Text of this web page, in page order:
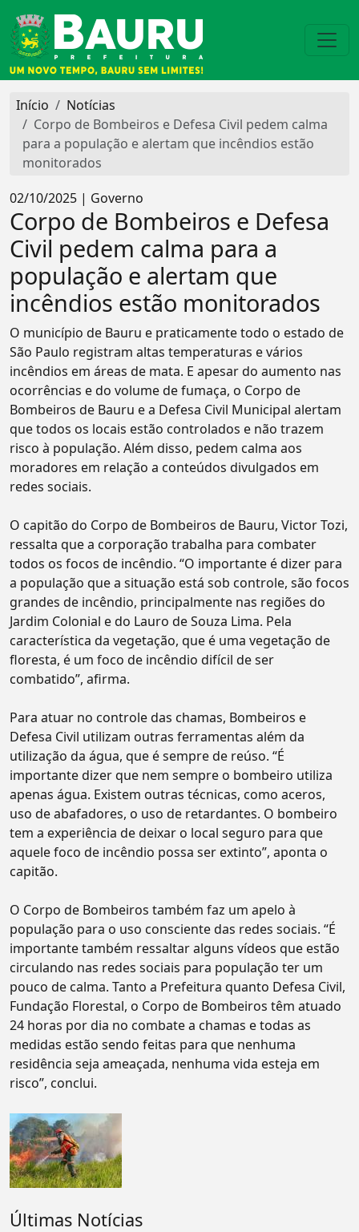
Início
Notícias
Corpo de Bombeiros e Defesa Civil pedem calma
para a população e alertam que incêndios estão
monitorados
02/10/2025 | Governo
Corpo de Bombeiros e Defesa
Civil pedem calma para a
população e alertam que
incêndios estão monitorados
O município de Bauru e praticamente todo o estado de
São Paulo registram altas temperaturas e vários
incêndios em áreas de mata. E apesar do aumento nas
ocorrências e do volume de fumaça, o Corpo de
Bombeiros de Bauru e a Defesa Civil Municipal alertam
que todos os locais estão controlados e não trazem
risco à população. Além disso, pedem calma aos
moradores em relação a conteúdos divulgados em
redes sociais.
O capitão do Corpo de Bombeiros de Bauru, Victor Tozi,
ressalta que a corporação trabalha para combater
todos os focos de incêndio. “O importante é dizer para
a população que a situação está sob controle, são focos
grandes de incêndio, principalmente nas regiões do
Jardim Colonial e do Lauro de Souza Lima. Pela
característica da vegetação, que é uma vegetação de
floresta, é um foco de incêndio difícil de ser
combatido”, afirma.
Para atuar no controle das chamas, Bombeiros e
Defesa Civil utilizam outras ferramentas além da
utilização da água, que é sempre de reúso. “É
importante dizer que nem sempre o bombeiro utiliza
apenas água. Existem outras técnicas, como aceros,
uso de abafadores, o uso de retardantes. O bombeiro
tem a experiência de deixar o local seguro para que
aquele foco de incêndio possa ser extinto”, aponta o
capitão.
O Corpo de Bombeiros também faz um apelo à
população para o uso consciente das redes sociais. “É
importante também ressaltar alguns vídeos que estão
circulando nas redes sociais para população ter um
pouco de calma. Tanto a Prefeitura quanto Defesa Civil,
Fundação Florestal, o Corpo de Bombeiros têm atuado
24 horas por dia no combate a chamas e todas as
medidas estão sendo feitas para que nenhuma
residência seja ameaçada, nenhuma vida esteja em
risco”, conclui.
Últimas Notícias